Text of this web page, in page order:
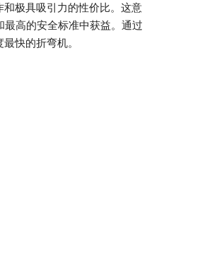
极具吸引力的性价比。这意
高的安全标准中获益。通过
快的折弯机。